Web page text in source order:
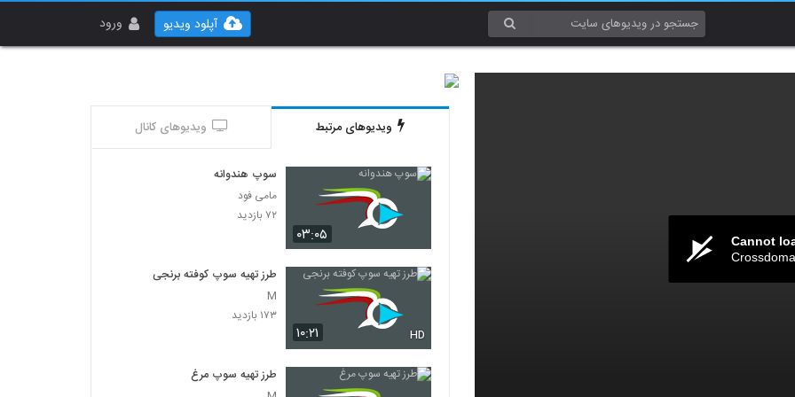
ورود آپلود ویدیو
Cannot
ویدیوهای مرتبط ویدیوهای کانال
۰۳:۰۵
سوپ هندوانه
مامی فود
۷۲ بازدید
۱۰:۲۱ HD
طرز تهیه سوپ کوفته برنجی
M
۱۷۳ بازدید
طرز تهیه سوپ مرغ